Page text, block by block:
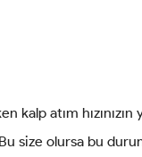
kalp atım hızınızın
size olursa bu